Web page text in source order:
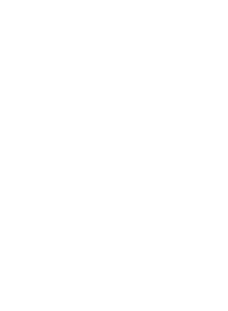
Sudtirol Doc
Docg